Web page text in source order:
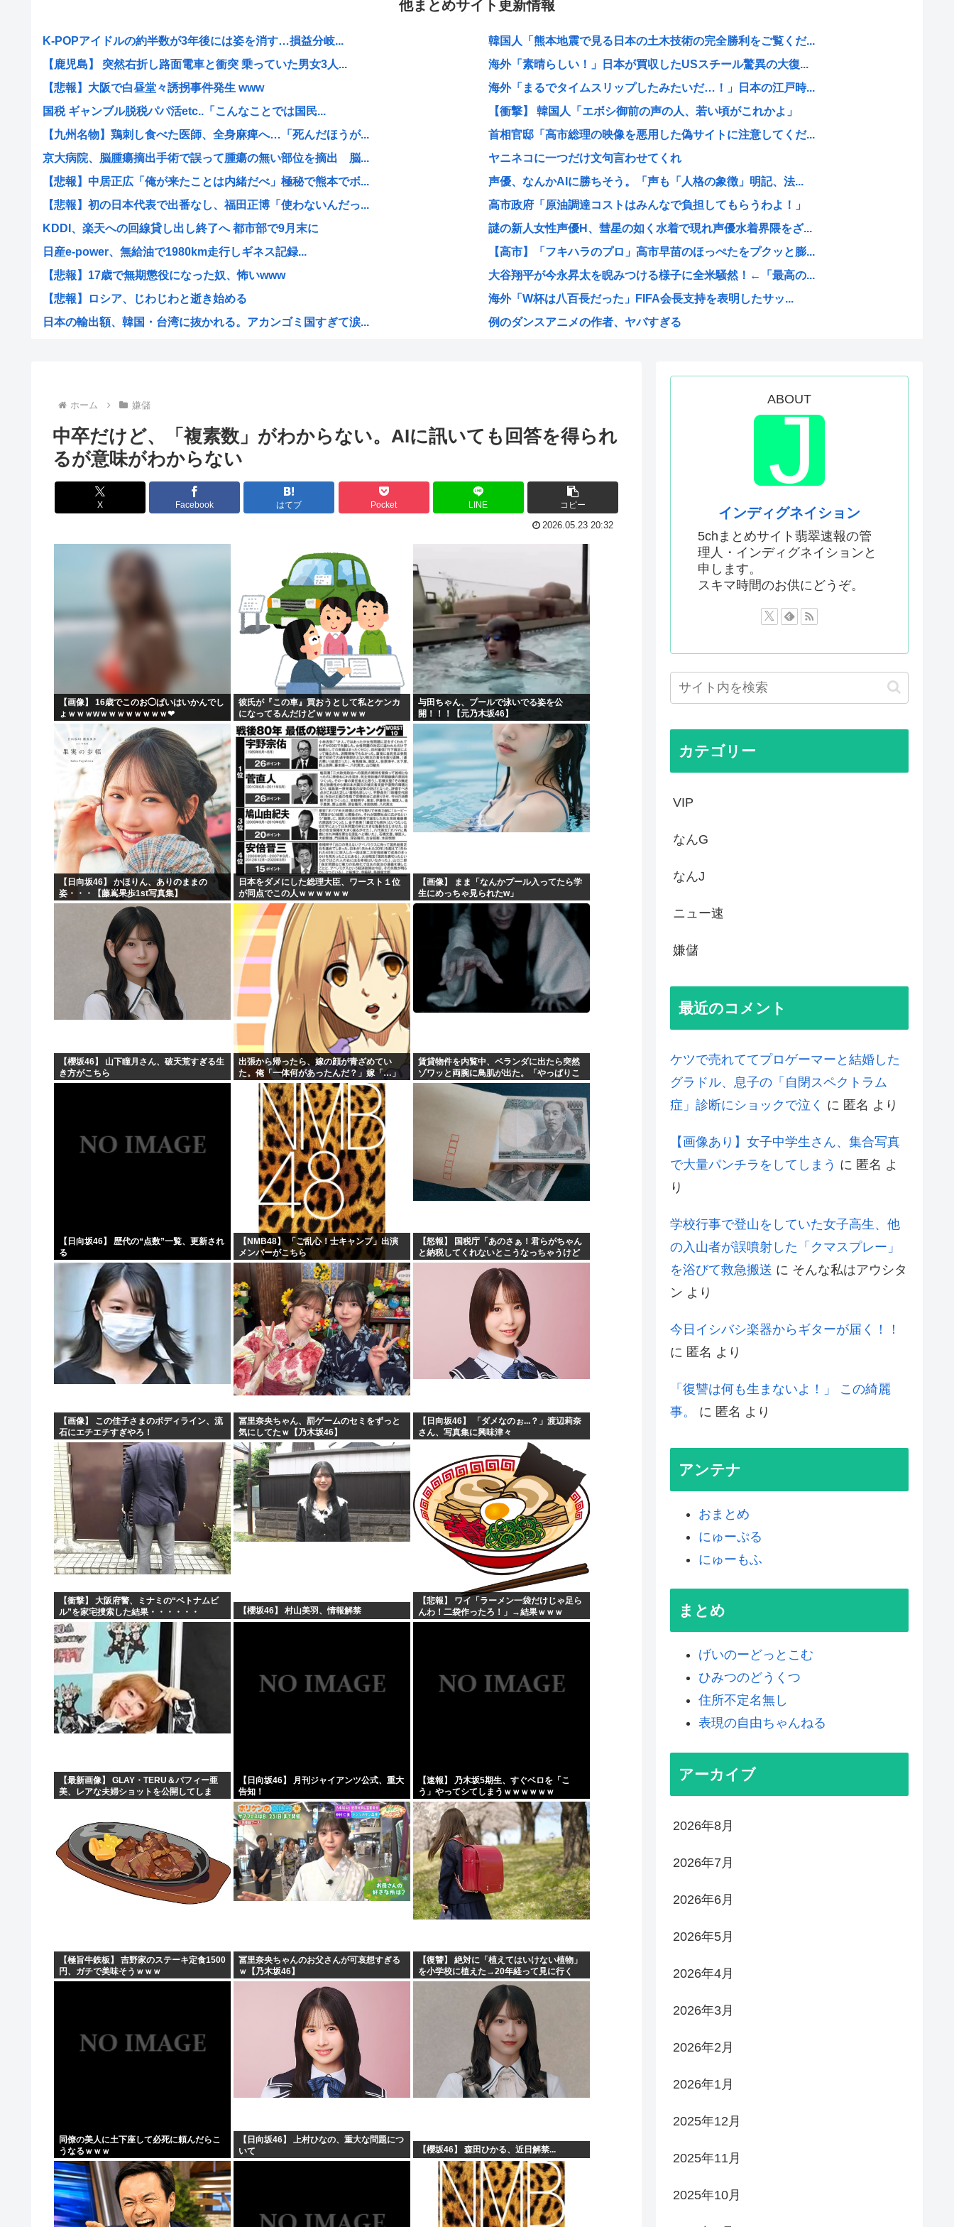
他まとめサイト更新情報
K-POPアイドルの約半数が3年後には姿を消す…損益分岐...
【鹿児島】 突然右折し路面電車と衝突 乗っていた男女3人...
【悲報】大阪で白昼堂々誘拐事件発生 www
国税 ギャンブル脱税パパ活etc..「こんなことでは国民...
【九州名物】鶏刺し食べた医師、全身麻痺へ…「死んだほうが...
京大病院、脳腫瘍摘出手術で誤って腫瘍の無い部位を摘出 脳...
【悲報】中居正広「俺が来たことは内緒だべ」極秘で熊本でボ...
【悲報】初の日本代表で出番なし、福田正博「使わないんだっ...
KDDI、楽天への回線貸し出し終了へ 都市部で9月末に
日産e-power、無給油で1980km走行しギネス記録...
【悲報】17歳で無期懲役になった奴、怖いwww
【悲報】ロシア、じわじわと逝き始める
日本の輸出額、韓国・台湾に抜かれる。アカンゴミ国すぎて涙...
【悲報】「米軍を粉砕しろ！」在韓米軍基地に突入した韓国学...
税務署員1億円超脱税疑い 詐取金で競艇か、国税当局
【動画あり】ミスイタリア地方予選、黒人女性が優勝し炎上
早めに予約した通路側の席に、見知らぬ母子が。車掌の呼びか...
トッモ「ワイ5年かけて500万貯めてん、これで焼き鳥屋や...
理容室経営て今から難しい？収入や資金、集客はどれくらい必...
高市早苗の消費税減税、93%が「賛成」www
首相官邸、"映え"を意識した高市首相熊本訪問の感動BGM...
【画像】女子高生さん、男に抱かれまくった結果www
【動画】 広島記念公園を追い出された左翼さん、流石にキモ...
【批判】ラノベ作家（52）「新作ラブコメ書いたぞ！ｗ」X...
落合博満の晩年の成績(1991-1998)、ギリ擁護でき...
韓国人「熊本地震で見る日本の土木技術の完全勝利をご覧くだ...
海外「素晴らしい！」日本が買収したUSスチール驚異の大復...
海外「まるでタイムスリップしたみたいだ…！」日本の江戸時...
【衝撃】 韓国人「エボシ御前の声の人、若い頃がこれかよ」
首相官邸「高市総理の映像を悪用した偽サイトに注意してくだ...
ヤニネコに一つだけ文句言わせてくれ
声優、なんかAIに勝ちそう。「声も「人格の象徴」明記、法...
高市政府「原油調達コストはみんなで負担してもらうわよ！」
謎の新人女性声優H、彗星の如く水着で現れ声優水着界隈をざ...
【高市】「フキハラのプロ」高市早苗のほっぺたをプクッと膨...
大谷翔平が今永昇太を睨みつける様子に全米騒然！←「最高の...
海外「W杯は八百長だった」FIFA会長支持を表明したサッ...
例のダンスアニメの作者、ヤバすぎる
国家情報局のスパイ通報フォーム、マイクロソフト365だっ...
ちいかわのモモンガ、逝きそう
韓国人「韓国に10年間の出場権剥奪や過去ワールドカップ、...
高市首相、出張マッサージへ
アキバ冥途戦争とかいうアニメwww
【画像】小池百合子×高市早苗
【高市】ゴラム(56歳)、女子中学生をナイフで脅し性的暴...
5ちゃんのどこでもいいけど、日本人の税金使って日本人批判...
海外「あるある！」日本を旅行した外国人が患う新たな症状「...
韓国が独自開発したと自慢する甘いトマト、実はそこら辺のト...
埼玉川越に突如として「モスク」が自生 外国人「自分たちは...
はっきり言う、プリキュア見た事ない
自民党、古謝玄太の推薦を決定 沖縄県知事選
【映画悲報】日本(ジャップ)の映画界、完全に終わる…現代...
ホーム 嫌儲
中卒だけど、「複素数」がわからない。AIに訊いても回答を得られ
るが意味がわからない
X Facebook はてブ Pocket LINE コピー
2026.05.23 20:32
【画像】 16歳でこのお◯ぱいはいかんでし
ょｗｗｗwｗｗｗｗｗｗｗｗ❤
彼氏が『この車』買おうとして私とケンカ
になってるんだけどｗｗｗｗｗｗ
与田ちゃん、プールで泳いでる姿を公
開！！！【元乃木坂46】
【日向坂46】 かほりん、ありのままの
姿・・・【藤嶌果歩1st写真集】
日本をダメにした総理大臣、ワースト１位
が同点でこの人ｗｗｗｗｗｗ
【画像】 まま「なんかプール入ってたら学
生にめっちゃ見られたw」
【櫻坂46】 山下瞳月さん、破天荒すぎる生
き方がこちら
出張から帰ったら、嫁の顔が青ざめてい
た。俺「一体何があったんだ？」嫁「…」
→子供たちに話を聞くと…
賃貸物件を内覧中、ベランダに出たら突然
ゾワッと両腕に鳥肌が出た。「やっぱりこ
の部屋嫌だ」と思った瞬間、体が前にドン
ッと突き飛ばされて…
【日向坂46】 歴代の“点数”一覧、更新され
る
【NMB48】 「ご乱心！士キャンプ」出演
メンバーがこちら
【怒報】 国税庁「あのさぁ！君らがちゃん
と納税してくれないとこうなっちゃうけど
どうする？！」←これw w w w w w w w
【画像】 この佳子さまのボディライン、流
石にエチエチすぎやろ！
冨里奈央ちゃん、罰ゲームのセミをずっと
気にしてたｗ【乃木坂46】
【日向坂46】 「ダメなのぉ...？」渡辺莉奈
さん、写真集に興味津々
【衝撃】 大阪府警、ミナミの“ベトナムビ
ル”を家宅捜索した結果・・・・・・
【櫻坂46】 村山美羽、情報解禁
【悲報】 ワイ「ラーメン一袋だけじゃ足ら
んわ！二袋作ったろ！」→結果ｗｗｗ
【最新画像】 GLAY・TERU＆パフィー亜
美、レアな夫婦ショットを公開してしま
【日向坂46】 月刊ジャイアンツ公式、重大
告知！
【速報】 乃木坂5期生、すぐベロを「こ
う」やってシてしまうｗｗｗｗｗｗ
【極旨牛鉄板】 吉野家のステーキ定食1500
円、ガチで美味そうｗｗｗ
冨里奈央ちゃんのお父さんが可哀想すぎる
ｗ【乃木坂46】
【復讐】 絶対に「植えてはいけない植物」
を小学校に植えた→20年経って見に行く
と…「！？」衝撃の光景が・・・
同僚の美人に土下座して必死に頼んだらこ
うなるｗｗｗ
【日向坂46】 上村ひなの、重大な問題につ
いて
【櫻坂46】 森田ひかる、近日解禁...
ABOUT
インディグネイション
5chまとめサイト翡翠速報の管
理人・インディグネイションと
申します。
スキマ時間のお供にどうぞ。
カテゴリー
VIP
なんG
なんJ
ニュー速
嫌儲
最近のコメント
ケツで売れててプロゲーマーと結婚した
グラドル、息子の「自閉スペクトラム
症」診断にショックで泣く に 匿名 より
【画像あり】女子中学生さん、集合写真
で大量パンチラをしてしまう に 匿名 よ
り
学校行事で登山をしていた女子高生、他
の入山者が誤噴射した「クマスプレー」
を浴びて救急搬送 に そんな私はアウシタ
ン より
今日イシバシ楽器からギターが届く！！
に 匿名 より
「復讐は何も生まないよ！」 この綺麗
事。
に 匿名 より
アンテナ
おまとめ
にゅーぷる
にゅーもふ
まとめ
げいのーどっとこむ
ひみつのどうくつ
住所不定名無し
表現の自由ちゃんねる
アーカイブ
2026年8月
2026年7月
2026年6月
2026年5月
2026年4月
2026年3月
2026年2月
2026年1月
2025年12月
2025年11月
2025年10月